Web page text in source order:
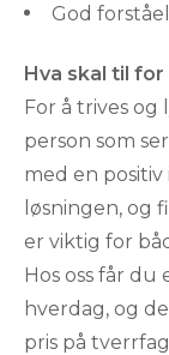
God
Hva skal til for
For å trives
person som
med en
løsningen, og
er viktig for
Hos oss får
hverdag, og
pris på